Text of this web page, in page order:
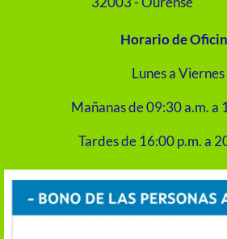
Horario de
Lunes a Viernes
Mañanas de 09:30 a.m. a
Tardes de 16:00 p.m. a